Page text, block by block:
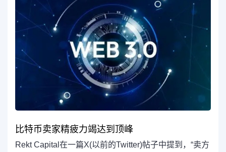
比特币卖家精疲力竭达到顶峰
Rekt Capital在一篇X(以前的Twitter)帖子中提到，“卖方